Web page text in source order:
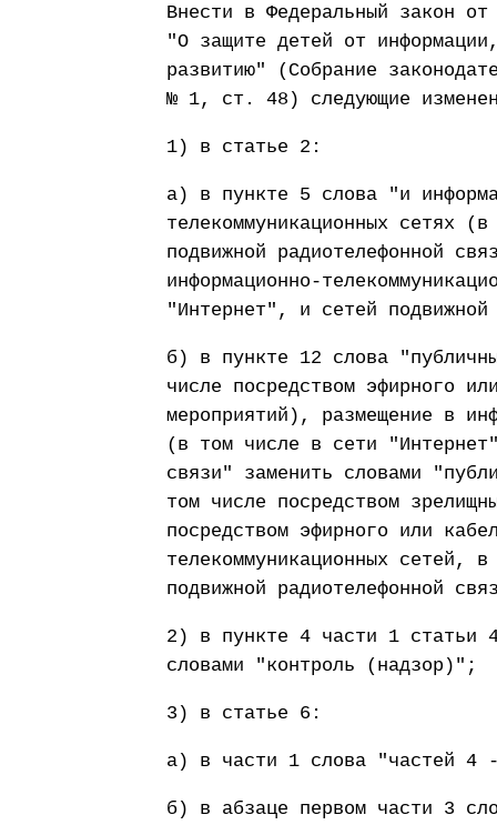
Внести в Федеральный закон
"О защите детей от
развитию" (Собрание
№ 1, ст. 48) следующие
1) в статье 2:
а) в пункте 5 слова "и
телекоммуникационных сетях
подвижной радиотелефонной
информационно-
"Интернет", и сетей подвижной
б) в пункте 12 слова
числе посредством эфирного
мероприятий), размещение в
(в том числе в сети
связи" заменить словами
том числе посредством
посредством эфирного или
телекоммуникационных сетей,
подвижной радиотелефонной
2) в пункте 4 части 1 статьи
словами "контроль (надзор)";
3) в статье 6:
а) в части 1 слова "частей 4
б) в абзаце первом части 3